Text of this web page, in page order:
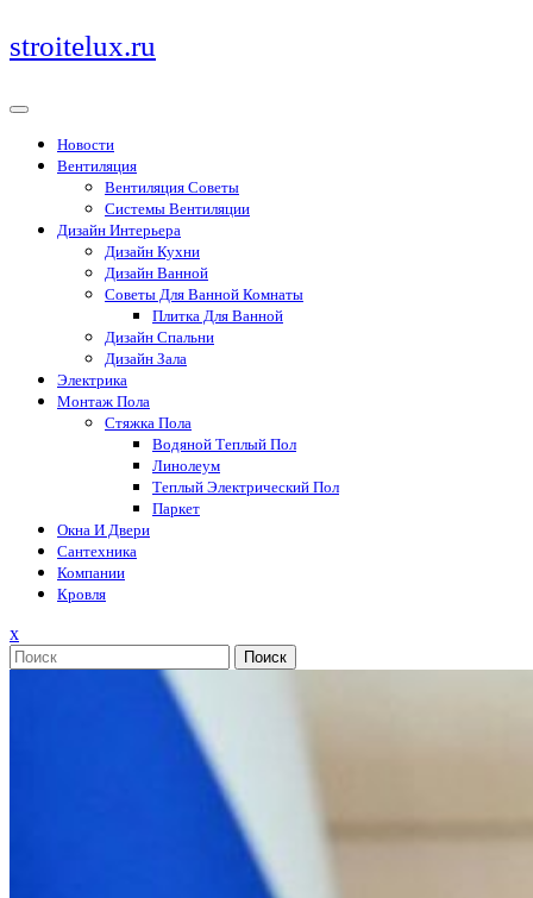
Перейти
к
stroitelux.ru
Новости
Вентиляция
Вентиляция Советы
Системы Вентиляции
Дизайн Интерьера
Дизайн Кухни
Дизайн Ванной
Советы Для Ванной Комнаты
Плитка Для Ванной
Дизайн Спальни
Дизайн Зала
Электрика
Монтаж Пола
Стяжка Пола
Водяной Теплый Пол
Линолеум
Теплый Электрический Пол
Паркет
Окна И Двери
Сантехника
Компании
Кровля
xЗакрыть
меню
Поиск